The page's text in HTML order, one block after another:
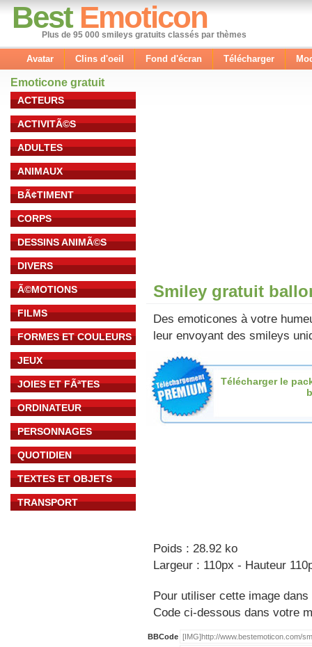
Best Emoticon
Plus de 95 000 smileys gratuits classés par thèmes
Avatar Clins d'oeil Fond d'écran Télécharger
Emoticone gratuit
ACTEURS
ACTIVITÃ©S
ADULTES
ANIMAUX
BÃ¢TIMENT
CORPS
DESSINS ANIMÃ©S
DIVERS
Ã©MOTIONS
FILMS
FORMES ET COULEURS
JEUX
JOIES ET FÃªTES
ORDINATEUR
PERSONNAGES
QUOTIDIEN
TEXTES ET OBJETS
TRANSPORT
Smiley gratuit
Des emoticones à votre
leur envoyant des smileys
Télécharger le
Poids : 28.92 ko
Largeur : 110px - Hauteur
Pour utiliser cette image
Code ci-dessous dans votre
BBCode